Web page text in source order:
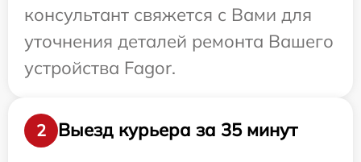
консультант свяжется с Вами для
уточнения деталей ремонта Вашего
устройства Fagor.
2
Выезд курьера за 35 минут